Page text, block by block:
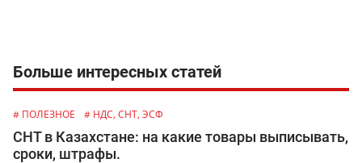
Больше интересных статей
# ПОЛЕЗНОЕ # НДС, СНТ, ЭСФ
СНТ в Казахстане: на какие товары выписывать,
сроки, штрафы.